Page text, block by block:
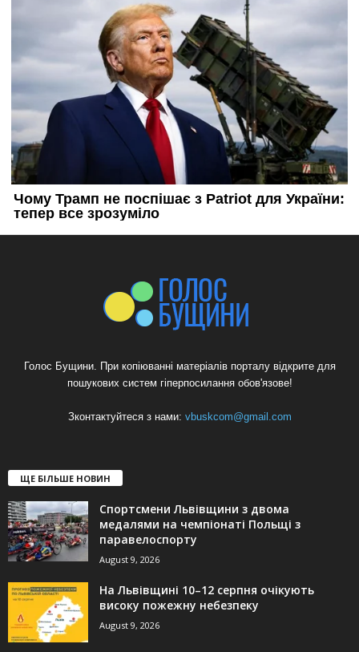
Голос Бущини. При копіюванні матеріалів порталу відкрите для
пошукових систем гіперпосилання обов'язове!
Зконтактуйтеся з нами: vbuskcom@gmail.com
ЩЕ БІЛЬШЕ НОВИН
Спортсмени Львівщини з двома
медалями на чемпіонаті Польщі з
паравелоспорту
August 9, 2026
На Львівщині 10–12 серпня очікують
високу пожежну небезпеку
August 9, 2026